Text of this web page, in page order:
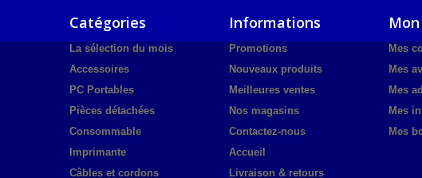
Catégories
La sélection du mois
Accessoires
PC Portables
Pièces détachées
Consommable
Imprimante
Câbles et cordons
Informations
Promotions
Nouveaux produits
Meilleures ventes
Nos magasins
Contactez-nous
Accueil
Livraison & retours
Mes
Mes
Mes
Mes
Mes